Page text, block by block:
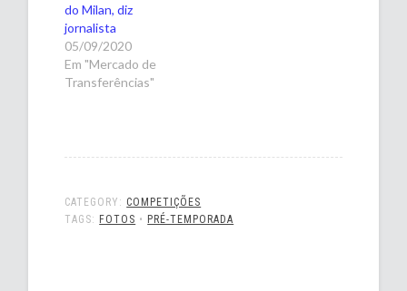
do Milan, diz
jornalista
05/09/2020
Em "Mercado de
Transferências"
CATEGORY: COMPETIÇÕES
TAGS: FOTOS • PRÉ-TEMPORADA